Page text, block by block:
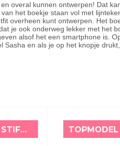
overal kunnen ontwerpen! Dat
het boekje staan vol met
overheen kunt ontwerpen. Het
je ook onderweg lekker met het
alsof het een smartphone is.
Sasha en als je op het knopje
TOPMODEL TATTOO STEMPEL STIFT SASHA